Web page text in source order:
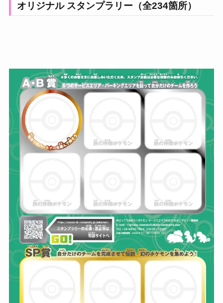
オリジナル スタンプラリー（全234箇所）